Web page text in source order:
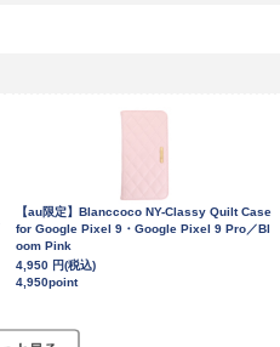
【au限定】Blanccoco NY-Classy Quilt Case
for Google Pixel 9・Google Pixel 9 Pro／Bl
oom Pink
4,950 円(税込)
4,950point